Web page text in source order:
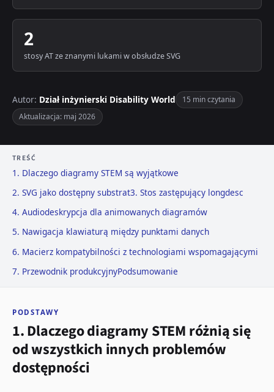
2
stosy AT ze znanymi lukami w obsłudze SVG
Autor: Dział inżynierski Disability World
15 min czytania
Aktualizacja: maj 2026
TREŚĆ
1. Dlaczego diagramy STEM są wyjątkowe
2. SVG jako dostępny substrat3. Stos zastępujący longdesc
4. Audiodeskrypcja dla animowanych diagramów
5. Nawigacja klawiaturą między punktami danych
6. Macierz kompatybilności z technologiami wspomagającymi
7. Przewodnik produkcyjnyPodsumowanie
PODSTAWY
1. Dlaczego diagramy STEM różnią się
od wszystkich innych problemów
dostępności